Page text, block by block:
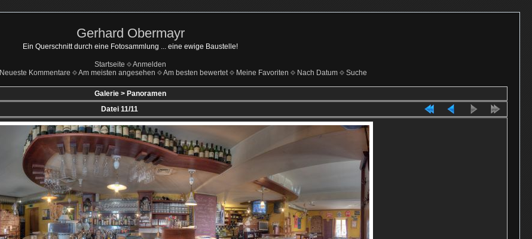
Gerhard Obermayr
Ein Querschnitt durch eine Fotosammlung ... eine ewige Baustelle!
Startseite
Anmelden
Neueste Kommentare Am meisten angesehen Am besten bewertet Meine Favoriten Nach Datum Suche
Galerie > Panoramen
Datei 11/11